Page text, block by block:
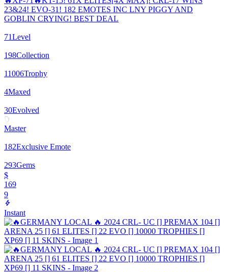
23&24! EVO-31! 182 EMOTES INC LNY PIGGY AND
GOBLIN CRYING! BEST DEAL
71Level
198Collection
11006Trophy
4Maxed
30Evolved
Master
182Exclusive Emote
293Gems
$
169
9
Instant